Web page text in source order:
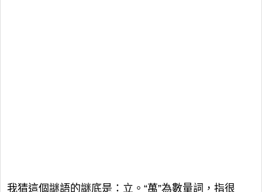
我猜這個謎語的謎底是：立。“萬”為數量詞，指很